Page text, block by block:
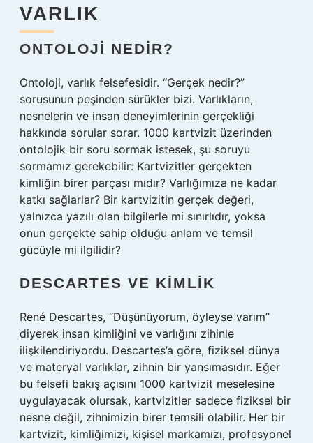
VARLIK
ONTOLOJI NEDIR?
Ontoloji, varlık felsefesidir. “Gerçek nedir?”
sorusunun peşinden sürükler bizi. Varlıkların,
nesnelerin ve insan deneyimlerinin gerçekliği
hakkında sorular sorar. 1000 kartvizit üzerinden
ontolojik bir soru sormak istesek, şu soruyu
sormamız gerekebilir: Kartvizitler gerçekten
kimliğin birer parçası mıdır? Varlığımıza ne kadar
katkı sağlarlar? Bir kartvizitin gerçek değeri,
yalnızca yazılı olan bilgilerle mi sınırlıdır, yoksa
onun gerçekte sahip olduğu anlam ve temsil
gücüyle mi ilgilidir?
DESCARTES VE KIMLIK
René Descartes, “Düşünüyorum, öyleyse varım”
diyerek insan kimliğini ve varlığını zihinle
ilişkilendiriyordu. Descartes’a göre, fiziksel dünya
ve materyal varlıklar, zihnin bir yansımasıdır. Eğer
bu felsefi bakış açısını 1000 kartvizit meselesine
uygulayacak olursak, kartvizitler sadece fiziksel bir
nesne değil, zihnimizin birer temsili olabilir. Her bir
kartvizit, kimliğimizi, kişisel markamızı, profesyonel